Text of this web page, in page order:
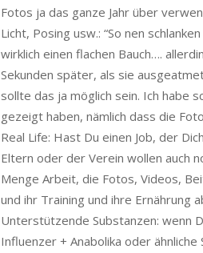
Fotos ja das ganze Jahr über
Licht, Posing usw.: “So nen
wirklich einen flachen Bauch….
Sekunden später, als sie
sollte das ja möglich sein. Ich habe
gezeigt haben, nämlich dass die
Real Life: Hast Du einen Job, der
Eltern oder der Verein wollen auch
Menge Arbeit, die Fotos, Videos,
und ihr Training und ihre Ernährung
Unterstützende Substanzen: wenn
Influenzer + Anabolika oder